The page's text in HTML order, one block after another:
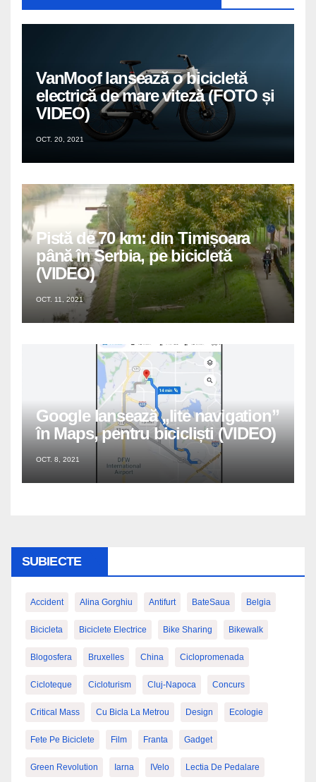
VanMoof lansează o bicicletă
electrică de mare viteză (FOTO și
VIDEO)
OCT. 20, 2021
Pistă de 70 km: din Timișoara
până în Serbia, pe bicicletă
(VIDEO)
OCT. 11, 2021
Google lansează „lite navigation”
în Maps, pentru bicicliști (VIDEO)
OCT. 8, 2021
SUBIECTE
Accident Alina Gorghiu Antifurt BateSaua Belgia
Bicicleta Biciclete Electrice Bike Sharing Bikewalk
Blogosfera Bruxelles China Ciclopromenada
Cicloteque Cicloturism Cluj-Napoca Concurs
Critical Mass Cu Bicla La Metrou Design Ecologie
Fete Pe Biciclete Film Franta Gadget
Green Revolution Iarna IVelo Lectia De Pedalare